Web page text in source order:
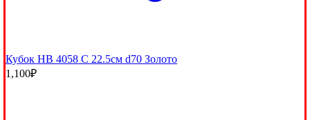
Кубок HB 4058 C 22.5см d70 Золото
1,100₽